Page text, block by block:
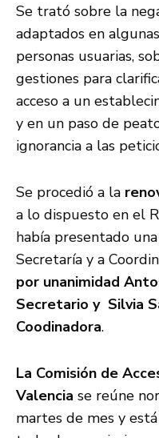
Se trató sobre la
adaptados en
personas usuarias,
gestiones para
acceso a un
y en un paso de
ignorancia a las
Se procedió a la
a lo dispuesto en el
había presentado
Secretaría y a
por unanimidad
Secretario y Silvia
Coodinadora.
La Comisión de
Valencia se reúne
martes de mes y